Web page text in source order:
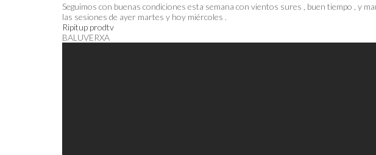
Seguimos con buenas condiciones esta semana con vientos sures , buen tiempo , y
las sesiones de ayer martes y hoy miércoles .
Ripitup prodtv
BALUVERXA